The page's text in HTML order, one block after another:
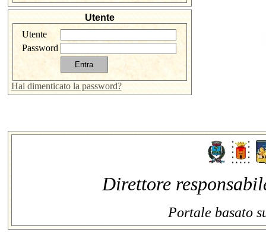
Utente
Utente
Password
Hai dimenticato la password?
Direttore
Portale basato